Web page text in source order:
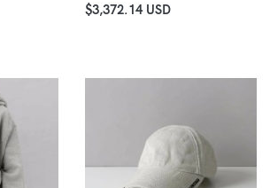
$3,372.14 USD